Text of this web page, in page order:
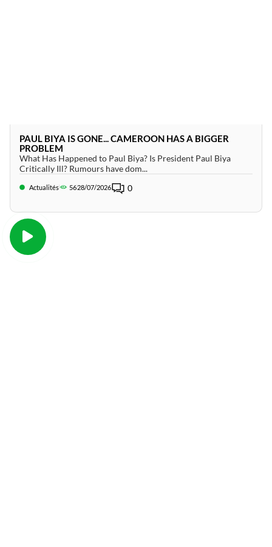
PAUL BIYA IS GONE... CAMEROON HAS A BIGGER
PROBLEM
What Has Happened to Paul Biya? Is President Paul Biya
Critically Ill? Rumours have dom...
Actualités 5628/07/2026 0